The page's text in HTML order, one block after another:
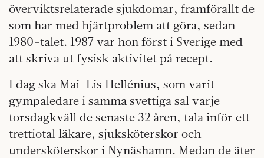
överviktsrelaterade sjukdomar, framförallt de
som har med hjärtproblem att göra, sedan
1980-talet. 1987 var hon först i Sverige med
att skriva ut fysisk aktivitet på recept.
I dag ska Mai-Lis Hellénius, som varit
gympaledare i samma svettiga sal varje
torsdagkväll de senaste 32 åren, tala inför ett
trettiotal läkare, sjuksköterskor och
undersköterskor i Nynäshamn. Medan de äter